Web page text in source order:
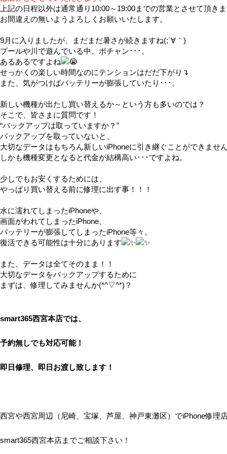
上記の日程以外は通常通り10:00～19:00までの営業とさせて頂きま
お間違えの無いようよろしくお願いいたします。
9月に入りましたが、まだまだ暑さが続きますね(;´∀｀)
プールや川で遊んでいる中、ポチャン･･･。
あるあるですよね
せっかくの楽しい時間なのにテンションはだだ下がり↴
また、気がつけばバッテリーが膨張していたり･･･。
新しい機種が出たし買い替えるか～という方も多いのでは？
そこで、皆さまに質問です！
“バックアップは取っていますか？”
バックアップを取っていないと、
大切なデータはもちろん新しいiPhoneに引き継ぐことができません
しかも機種変更となると代金が結構高い･･･ですよね。
少しでもお安くするためには、
やっぱり買い替える前に修理に出す事！！！
水に濡れてしまったiPhoneや、
画面がわれてしまったiPhone、
バッテリーが膨張してしまったiPhone等々。
復活できる可能性は十分にあります
また、データは全てそのまま！！
大切なデータをバックアップするために
まずは、修理してみませんか(*^▽^*)？
smart365西宮本店では、
予約無しでも対応可能！
即日修理、即日お渡し致します！
西宮や西宮周辺（尼崎、宝塚、芦屋、神戸東灘区）でiPhone修理
smart365西宮本店までご相談下さい！